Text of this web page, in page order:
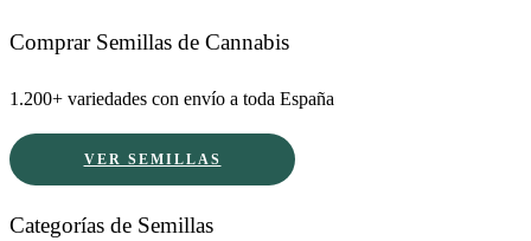
Comprar Semillas de Cannabis
1.200+ variedades con envío a toda España
VER SEMILLAS
Categorías de Semillas